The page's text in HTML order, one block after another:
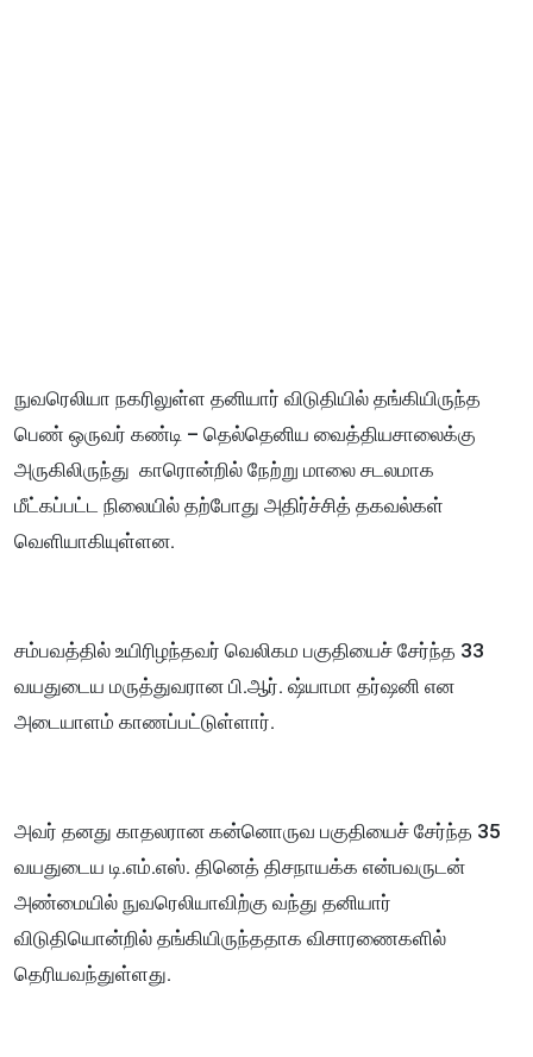
நுவரெலியா நகரிலுள்ள தனியார் விடுதியில் தங்கியிருந்த
பெண் ஒருவர் கண்டி – தெல்தெனிய வைத்தியசாலைக்கு
அருகிலிருந்து காரொன்றில் நேற்று மாலை சடலமாக
மீட்கப்பட்ட நிலையில் தற்போது அதிர்ச்சித் தகவல்கள்
வெளியாகியுள்ளன.
சம்பவத்தில் உயிரிழந்தவர் வெலிகம பகுதியைச் சேர்ந்த 33
வயதுடைய மருத்துவரான பி.ஆர். ஷ்யாமா தர்ஷனி என
அடையாளம் காணப்பட்டுள்ளார்.
அவர் தனது காதலரான கன்னொருவ பகுதியைச் சேர்ந்த 35
வயதுடைய டி.எம்.எஸ். தினெத் திசநாயக்க என்பவருடன்
அண்மையில் நுவரெலியாவிற்கு வந்து தனியார்
விடுதியொன்றில் தங்கியிருந்ததாக விசாரணைகளில்
தெரியவந்துள்ளது.